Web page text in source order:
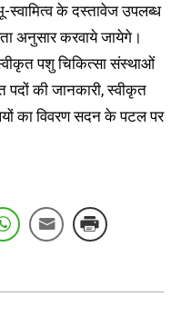
स्‍वामित्‍व के दस्‍तावेज उपलब्‍ध
अनुसार करवाये जायेगे।
पशु चिकित्‍सा संस्‍थाओं
पदों की जानकारी, स्‍वीकृत
का विवरण सदन के पटल पर